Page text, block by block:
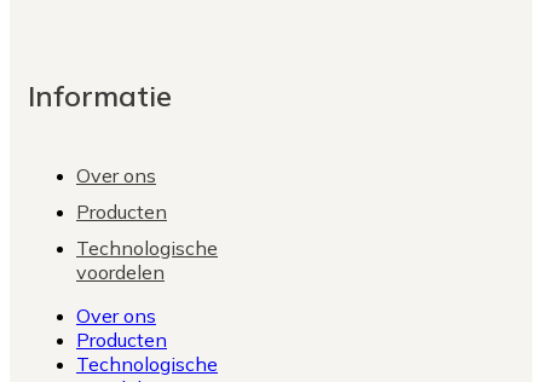
Informatie
Over ons
Producten
Technologische
voordelen
Over ons
Producten
Technologische